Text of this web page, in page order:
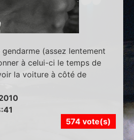
(assez lentement
à celui-ci le temps de
la voiture à côté de
574 vote(s)